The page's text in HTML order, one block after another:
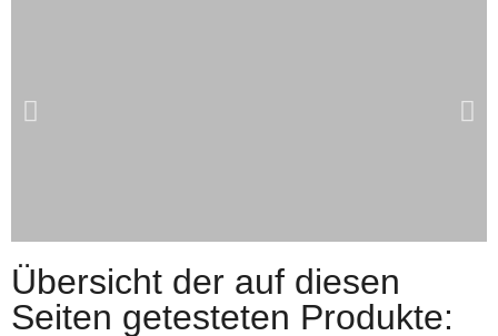
Bosch
Professional
Übersicht der auf diesen
Seiten getesteten Produkte: